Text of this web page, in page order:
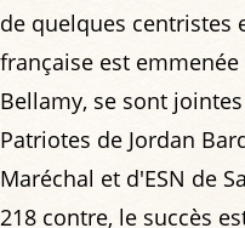
de quelques centristes
française est emmenée
Bellamy, se sont
Patriotes de Jordan
Maréchal et d'ESN de
218 contre, le succès